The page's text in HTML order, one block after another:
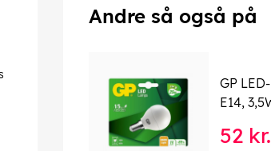
Andre så også på
GP
E14,
52 kr.